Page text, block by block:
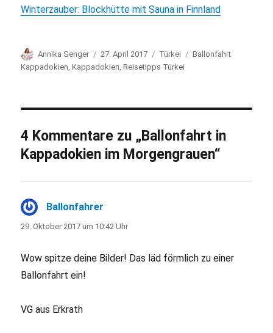
Winterzauber: Blockhütte mit Sauna in Finnland
Autor
Annika Senger
Veröffentlicht
am
27. April 2017 Kategorien
Türkei Schlagwörter
Ballonfahrt
Kappadokien ,Kappadokien ,Reisetipps Türkei
4 Kommentare zu „Ballonfahrt in
Kappadokien im Morgengrauen“
Ballonfahrer
29. Oktober 2017 um 10:42 Uhr
Wow spitze deine Bilder! Das läd förmlich zu einer
Ballonfahrt ein!
VG aus Erkrath